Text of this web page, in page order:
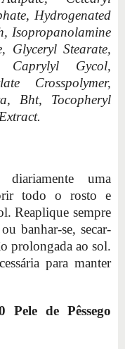
Hydrogenated
Isopropanolamine
Glyceryl Stearate,
Caprylyl Gycol,
Crosspolymer,
Bht, Tocopheryl
uma
todo o rosto e
Reaplique sempre
banhar-se, secar-
prolongada ao sol.
para manter
de Pêssego